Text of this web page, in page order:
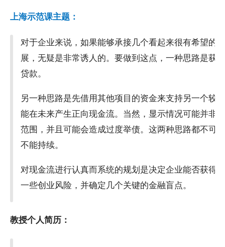
上海示范课主题：
对于企业来说，如果能够承接几个看起来很有希望的
展，无疑是非常诱人的。要做到这点，一种思路是获
贷款。
另一种思路是先借用其他项目的资金来支持另一个较
能在未来产生正向现金流。当然，显示情况可能并非
范围，并且可能会造成过度举债。这两种思路都不可
不能持续。
对现金流进行认真而系统的规划是决定企业能否获得
一些创业风险，并确定几个关键的金融盲点。
教授个人简历：